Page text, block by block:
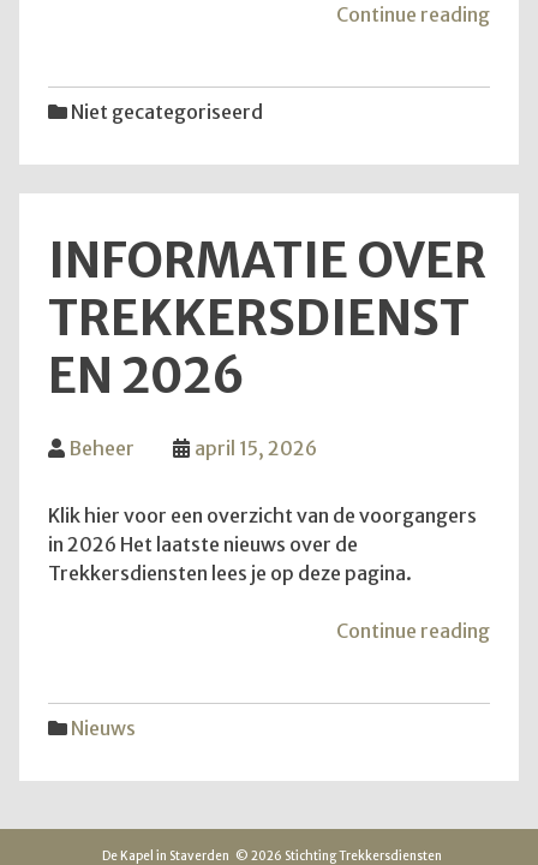
Continue reading
Niet gecategoriseerd
INFORMATIE OVER
TREKKERSDIENST
EN 2026
Beheer april 15, 2026
Klik hier voor een overzicht van de voorgangers
in 2026 Het laatste nieuws over de
Trekkersdiensten lees je op deze pagina.
Continue reading
Nieuws
De Kapel in Staverden © 2026 Stichting Trekkersdiensten